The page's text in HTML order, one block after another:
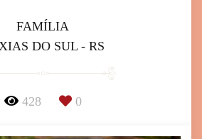
FAMÍLIA
DO SUL - RS
428 0